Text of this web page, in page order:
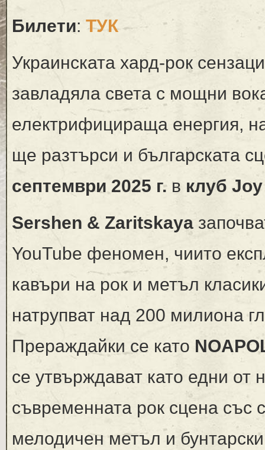
Билети: ТУК
Украинската хард-рок
завладяла света с мощни
електрифицираща енергия,
ще разтърси и българската
септември 2025 г. в клуб
Sershen & Zaritskaya
YouTube феномен, чиито
кавъри на рок и метъл
натрупват над 200 милиона
Прераждайки се като
се утвърждават като едни
съвременната рок сцена със
мелодичен метъл и